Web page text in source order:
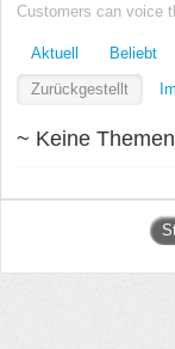
Customers can voice
Aktuell Beliebt
Zurückgestellt
~ Keine